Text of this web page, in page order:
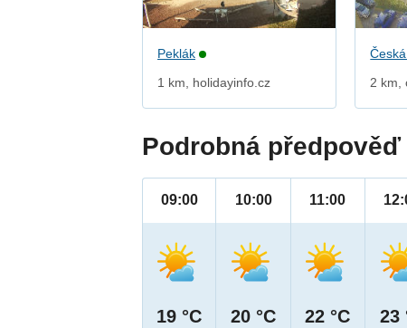
Peklák
1 km, holidayinfo.cz
2 km,
Podrobná předpověď
09:00
19 °C
10:00
20 °C
11:00
22 °C 23